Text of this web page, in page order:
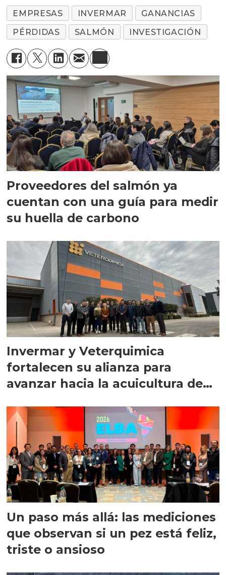
EMPRESAS INVERMAR
GANANCIAS
PÉRDIDAS
SALMÓN INVESTIGACIÓN
Proveedores del salmón ya
cuentan con una guía para medir
su huella de carbono
Invermar y Veterquimica
fortalecen su alianza para
avanzar hacia la acuicultura de
Un paso más allá: las mediciones
que observan si un pez está feliz,
triste o ansioso